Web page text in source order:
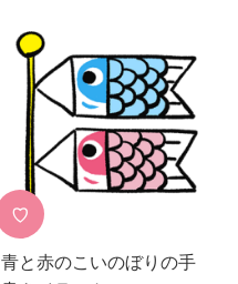
♡
青と赤のこいのぼりの手